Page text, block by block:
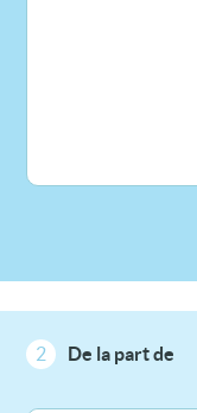
2 De la part de